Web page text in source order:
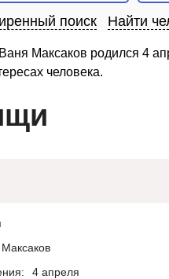
поиск Найти
Максаков родился 4
человека.
Максаков
4 апреля